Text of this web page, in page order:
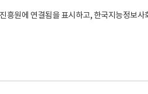
원에 연결됨을 표시하고, 한국지능정보